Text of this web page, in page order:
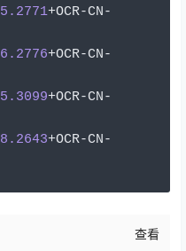
5.2771+OCR-CN-
6.2776+OCR-CN-
5.3099+OCR-CN-
8.2643+OCR-CN-
查看